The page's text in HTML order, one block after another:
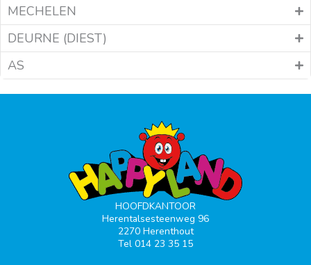
MECHELEN
DEURNE (DIEST)
AS
HOOFDKANTOOR
Herentalsesteenweg 96
2270 Herenthout
Tel 014 23 35 15